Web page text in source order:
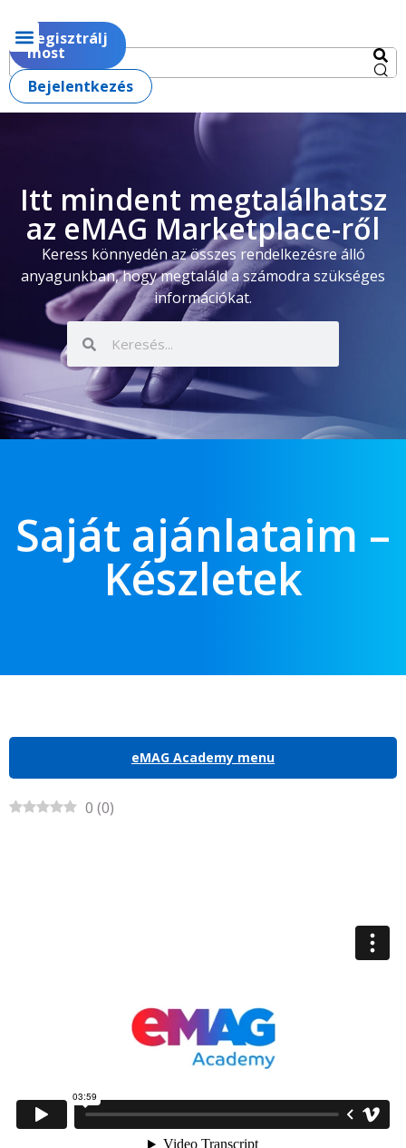
Regisztrálj
most
Bejelentkezés
Itt mindent megtalálhatsz
az eMAG Marketplace-ről
Keress könnyedén az összes rendelkezésre álló
anyagunkban, hogy megtaláld a számodra szükséges
információkat.
Saját ajánlataim –
Készletek
eMAG Academy menu
0 (0)